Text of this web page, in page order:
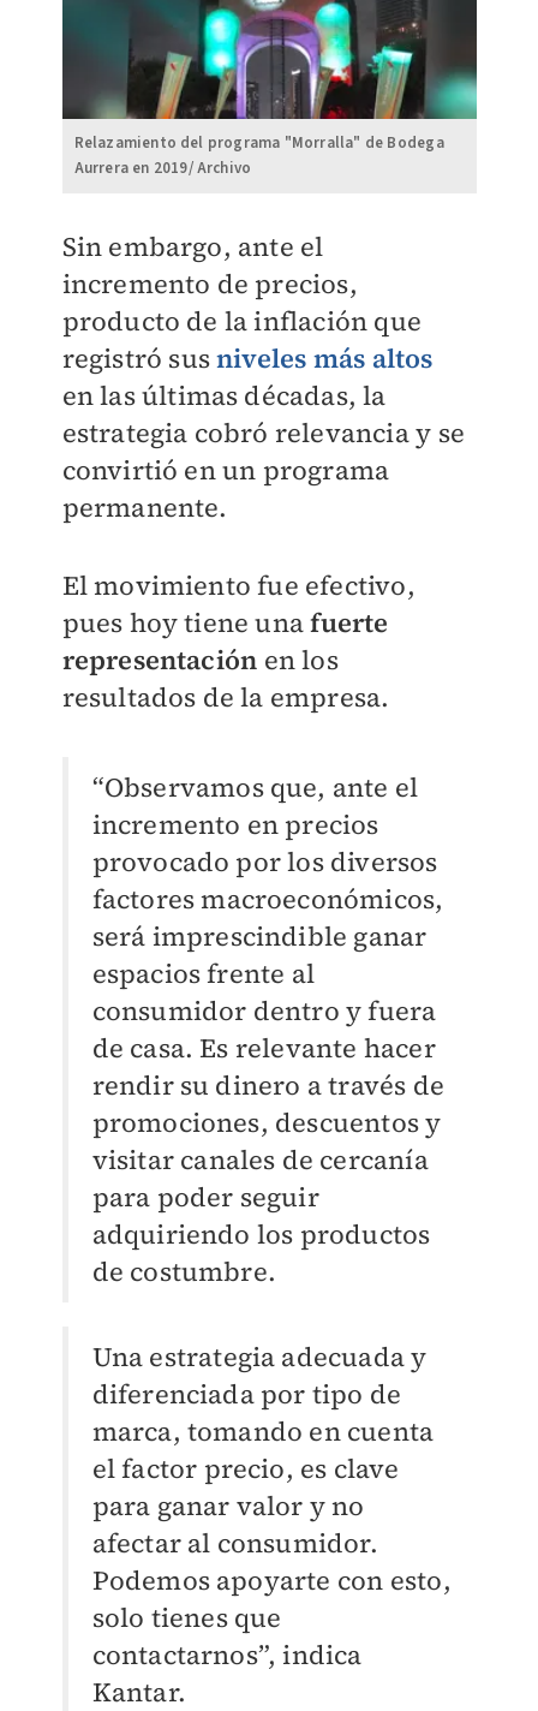
Relazamiento del programa "Morralla" de Bodega
Aurrera en 2019/ Archivo
Sin embargo, ante el
incremento de precios,
producto de la inflación que
registró susniveles más altos
en las últimas décadas, la
estrategia cobró relevancia y se
convirtió en un programa
permanente.
El movimiento fue efectivo,
pues hoy tiene unafuerte
representación en los
resultados de la empresa.
“Observamos que, ante el
incremento en precios
provocado por los diversos
factores macroeconómicos,
será imprescindible ganar
espacios frente al
consumidor dentro y fuera
de casa. Es relevante hacer
rendir su dinero a través de
promociones, descuentos y
visitar canales de cercanía
para poder seguir
adquiriendo los productos
de costumbre.
Una estrategia adecuada y
diferenciada por tipo de
marca, tomando en cuenta
el factor precio, es clave
para ganar valor y no
afectar al consumidor.
Podemos apoyarte con esto,
solo tienes que
contactarnos”, indica
Kantar.